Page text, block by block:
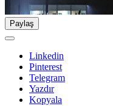
Paylaş
Linkedin
Pinterest
Telegram
Yazdır
Kopyala